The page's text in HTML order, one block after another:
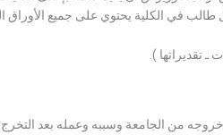
طالب في الكلية يحتوي على جميع الأوراق
ـ تقديراتها ).
من الجامعة وسببه وعمله بعد